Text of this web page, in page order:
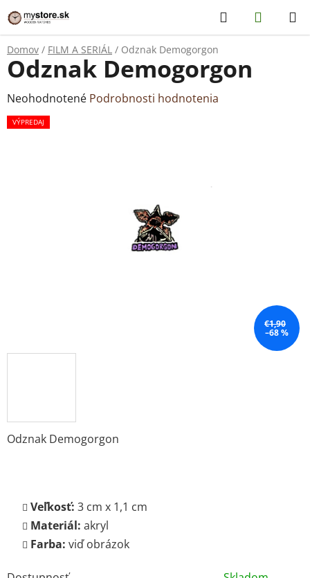
Prejsť
na
obsah
Hľadať
KOŠÍK
Domov / FILM A SERIÁL / Odznak Demogorgon
Odznak Demogorgon
Veľkosť: 3 cm x 1,1 cm
Materiál: akryl
Farba: viď obrázok
Odznak Demogorgon
Priemerné
hodnotenie
Neohodnotené Podrobnosti hodnotenia
VÝPREDAJ
€1,90
–68 %